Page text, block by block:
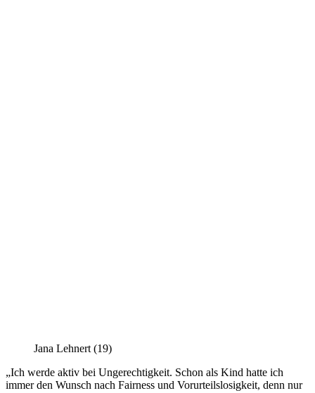
Jana Lehnert (19)
„Ich werde aktiv bei Ungerechtigkeit. Schon als Kind hatte ich
immer den Wunsch nach Fairness und Vorurteilslosigkeit, denn nur